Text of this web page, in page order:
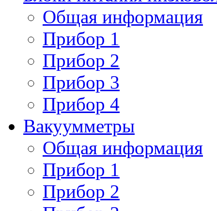
Общая информация
Прибор 1
Прибор 2
Прибор 3
Прибор 4
Вакуумметры
Общая информация
Прибор 1
Прибор 2